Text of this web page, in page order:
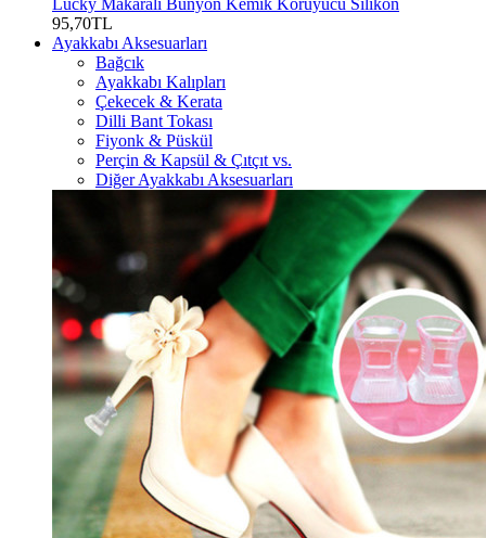
Lucky Makaralı Bunyon Kemik Koruyucu Silikon
95,70TL
Ayakkabı Aksesuarları
Bağcık
Ayakkabı Kalıpları
Çekecek & Kerata
Dilli Bant Tokası
Fiyonk & Püskül
Perçin & Kapsül & Çıtçıt vs.
Diğer Ayakkabı Aksesuarları